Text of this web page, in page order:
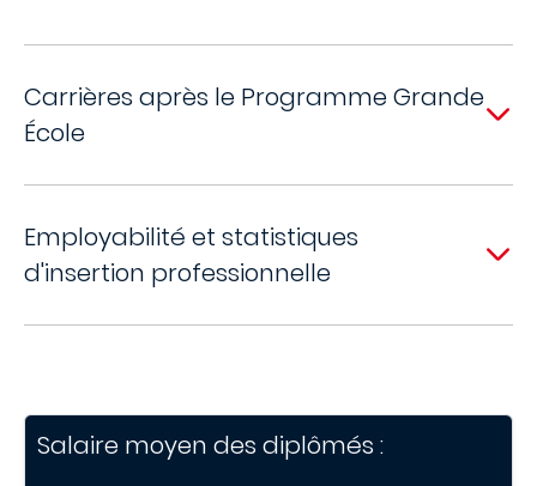
Carrières après le Programme Grande
École
Employabilité et statistiques
d'insertion professionnelle
Salaire moyen des diplômés :